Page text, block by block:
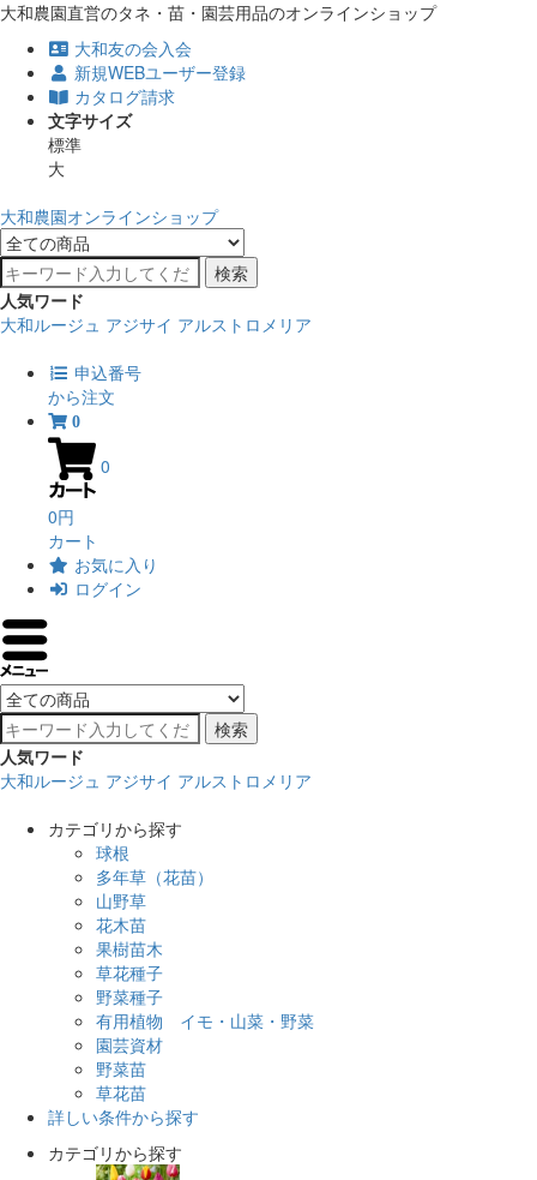
大和農園直営のタネ・苗・園芸用品のオンラインショップ
大和友の会入会
新規WEBユーザー登録
カタログ請求
文字サイズ
標準
大
大和農園オンラインショップ
検索
人気ワード
大和ルージュ アジサイ アルストロメリア
申込番号
から注文
0
0
0円
カート
お気に入り
ログイン
検索
人気ワード
大和ルージュ アジサイ アルストロメリア
カテゴリから探す
球根
多年草（花苗）
山野草
花木苗
果樹苗木
草花種子
野菜種子
有用植物 イモ・山菜・野菜
園芸資材
野菜苗
草花苗
詳しい条件から探す
カテゴリから探す